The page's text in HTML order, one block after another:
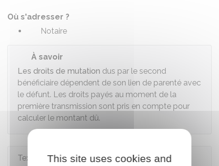
Où s'adresser ?
Notaire
À savoir
Les droits de mutation dus par le second
bénéficiaire dépendent de son lien de parenté avec
le défunt. Les droits payés au moment de la
première transmission sont pris en compte pour
calculer le montant dû.
Textes de référence
This site uses cookies and